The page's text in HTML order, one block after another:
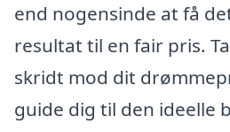
end nogensinde at få
resultat til en fair pris.
skridt mod dit
guide dig til den ideelle